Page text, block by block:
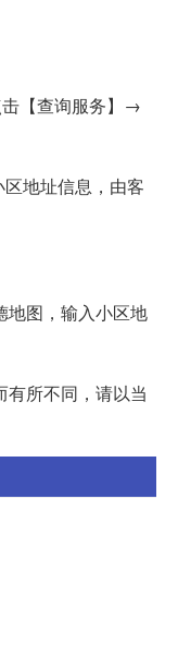
击【查询服务】→
地址信息，由客
地图，输入小区地
所不同，请以当